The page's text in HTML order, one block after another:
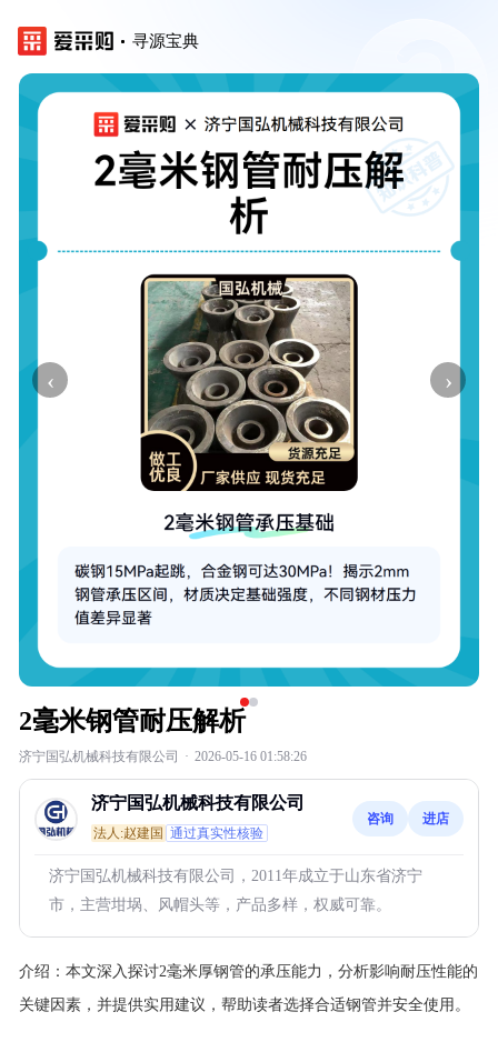
寻源宝典
‹ ›
2毫米钢管耐压解析
济宁国弘机械科技有限公司 · 2026-05-16 01:58:26
济宁国弘机械科技有限公司
法人:赵建国 通过真实性核验
咨询 进店
济宁国弘机械科技有限公司，2011年成立于山东省济宁
市，主营坩埚、风帽头等，产品多样，权威可靠。
介绍： 本文深入探讨2毫米厚钢管的承压能力，分析影响耐压性能的
关键因素，并提供实用建议，帮助读者选择合适钢管并安全使用。